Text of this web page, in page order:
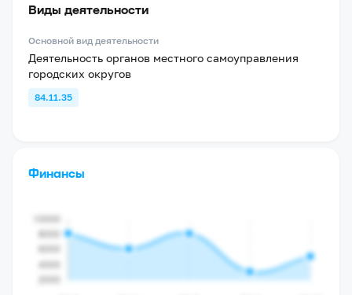
Виды деятельности
Основной вид деятельности
Деятельность органов местного самоуправления
городских округов
84.11.35
Финансы